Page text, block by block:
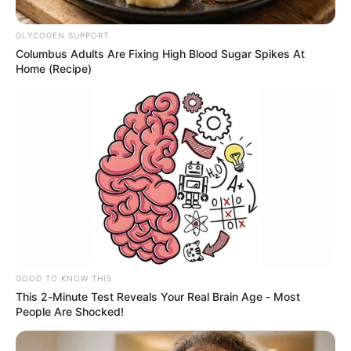
RCN Radio, en referencia para artículo.
Yuli Metaute Londoño
COMPARTIR
GLYCOGEN SUPPORT
Columbus Adults Are Fixing High Blood Sugar Spikes At
Home (Recipe)
GOOD TO KNOW THIS
This 2-Minute Test Reveals Your Real Brain Age - Most
People Are Shocked!